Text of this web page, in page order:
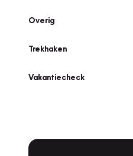
Overig
Trekhaken
Vakantiecheck